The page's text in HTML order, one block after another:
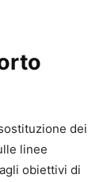
dei
linee
obiettivi di